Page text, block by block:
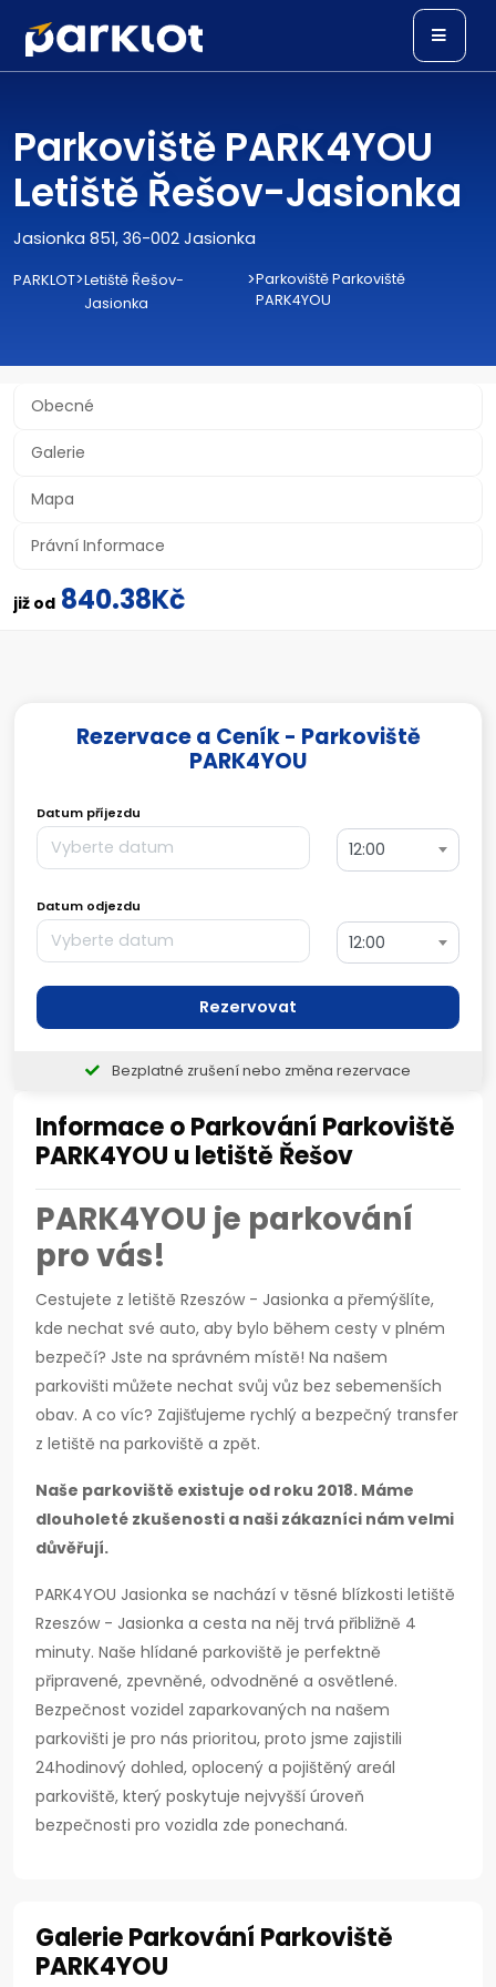
Parkoviště PARK4YOU
Letiště Řešov-Jasionka
Jasionka 851, 36-002 Jasionka
PARKLOT>Letiště Řešov-
Jasionka
>Parkoviště Parkoviště
PARK4YOU
Obecné
Galerie
Mapa
Právní Informace
již od 840.38Kč
Informace o Parkování Parkoviště
PARK4YOU u letiště Řešov
PARK4YOU je parkování
pro vás!
Cestujete z letiště Rzeszów - Jasionka a přemýšlíte,
kde nechat své auto, aby bylo během cesty v plném
bezpečí? Jste na správném místě! Na našem
parkovišti můžete nechat svůj vůz bez sebemenších
obav. A co víc? Zajišťujeme rychlý a bezpečný transfer
z letiště na parkoviště a zpět.
Naše parkoviště existuje od roku 2018. Máme
dlouholeté zkušenosti a naši zákazníci nám velmi
důvěřují.
PARK4YOU Jasionka se nachází v těsné blízkosti letiště
Rzeszów - Jasionka a cesta na něj trvá přibližně 4
minuty. Naše hlídané parkoviště je perfektně
připravené, zpevněné, odvodněné a osvětlené.
Bezpečnost vozidel zaparkovaných na našem
parkovišti je pro nás prioritou, proto jsme zajistili
24hodinový dohled, oplocený a pojištěný areál
parkoviště, který poskytuje nejvyšší úroveň
bezpečnosti pro vozidla zde ponechaná.
Galerie Parkování Parkoviště
PARK4YOU
Rezervace a Ceník - Parkoviště
PARK4YOU
Datum příjezdu
12:00
Datum odjezdu
12:00
Rezervovat
Bezplatné zrušení nebo změna rezervace